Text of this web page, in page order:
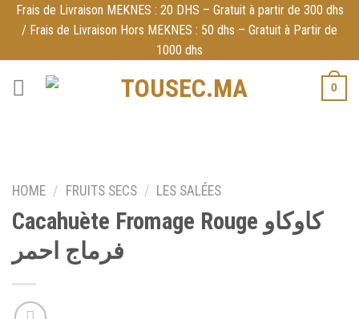
Skip
content
Frais de Livraison MEKNES : 20 DHS – Gratuit à partir de 300 dhs
/ Frais de Livraison Hors MEKNES : 50 dhs – Gratuit à Partir de
1000 dhs
0
HOME / FRUITS SECS / LES SALÉES
Cacahuète Fromage Rouge كاوكاو
فرماج احمر